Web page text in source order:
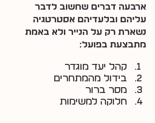
ארבעה דברים שחשוב לדבר
עליהם ובלעדיהם אסטרטגיה
נשארת רק על הנייר ולא באמת
מתבצעת בפועל:
קהל יעד מוגדר
בידול מהמתחרים
מסר ברור
חלוקה למשימות